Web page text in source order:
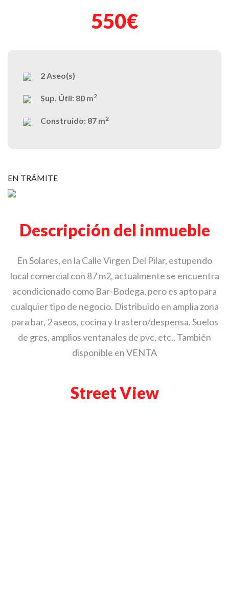
550€
2 Aseo(s)
Sup. Útil: 80 m2
Construido: 87 m2
EN TRÁMITE
Descripción del inmueble
En Solares, en la Calle Virgen Del Pilar, estupendo
local comercial con 87 m2, actualmente se encuentra
acondicionado como Bar-Bodega, pero es apto para
cualquier tipo de negocio. Distribuido en amplia zona
para bar, 2 aseos, cocina y trastero/despensa. Suelos
de gres, amplios ventanales de pvc, etc.. También
disponible en VENTA
Street View